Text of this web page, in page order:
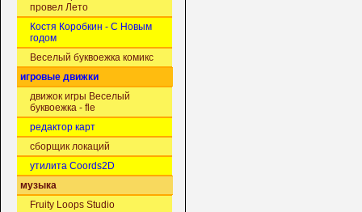
провел Лето
Костя Коробкин - С Новым
годом
Веселый буквоежка комикс
игровые движки
движок игры Веселый
буквоежка - fle
редактор карт
сборщик локаций
утилита Coords2D
музыка
Fruity Loops Studio